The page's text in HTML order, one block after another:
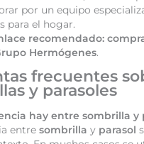
por un equipo
para el hogar.
recomendado:
Hermógenes.
frecuentes
y parasoles
hay entre sombrilla y
entre sombrilla y parasol